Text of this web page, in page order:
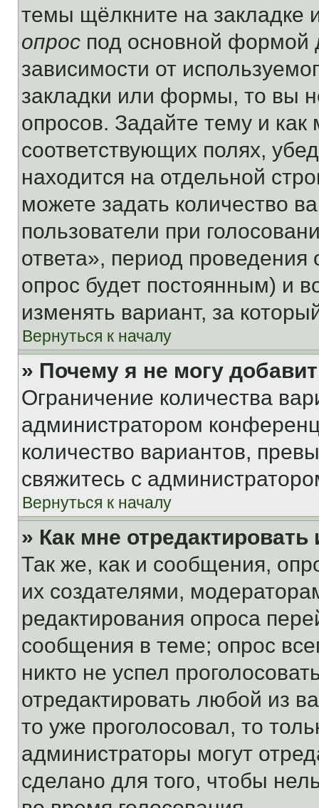
темы щёлкните на
опрос под основной формой
зависимости от
закладки или формы, то вы
опросов. Задайте тему и
соответствующих полях,
находится на отдельной
можете задать количество
пользователи при
ответа», период проведения
опрос будет постоянным) и
изменять вариант, за
Вернуться к началу
» Почему я не могу
Ограничение количества
администратором
количество вариантов,
свяжитесь с
Вернуться к началу
» Как мне
Так же, как и сообщения,
их создателями,
редактирования опроса
сообщения в теме; опрос
никто не успел
отредактировать любой из
то уже проголосовал, то
администраторы могут
сделано для того, чтобы